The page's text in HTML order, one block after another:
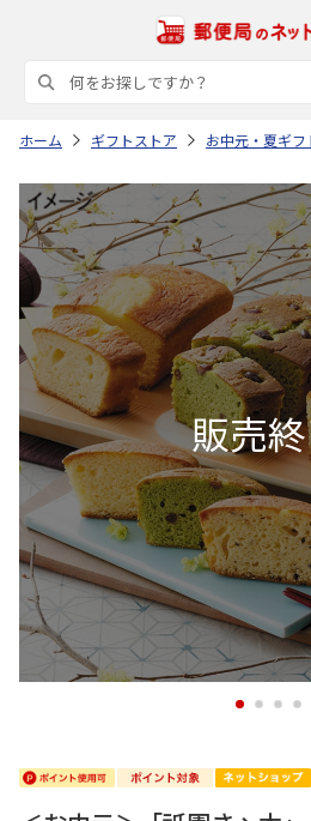
ホーム ギフトストア お中元・夏ギ
1 2 3 4